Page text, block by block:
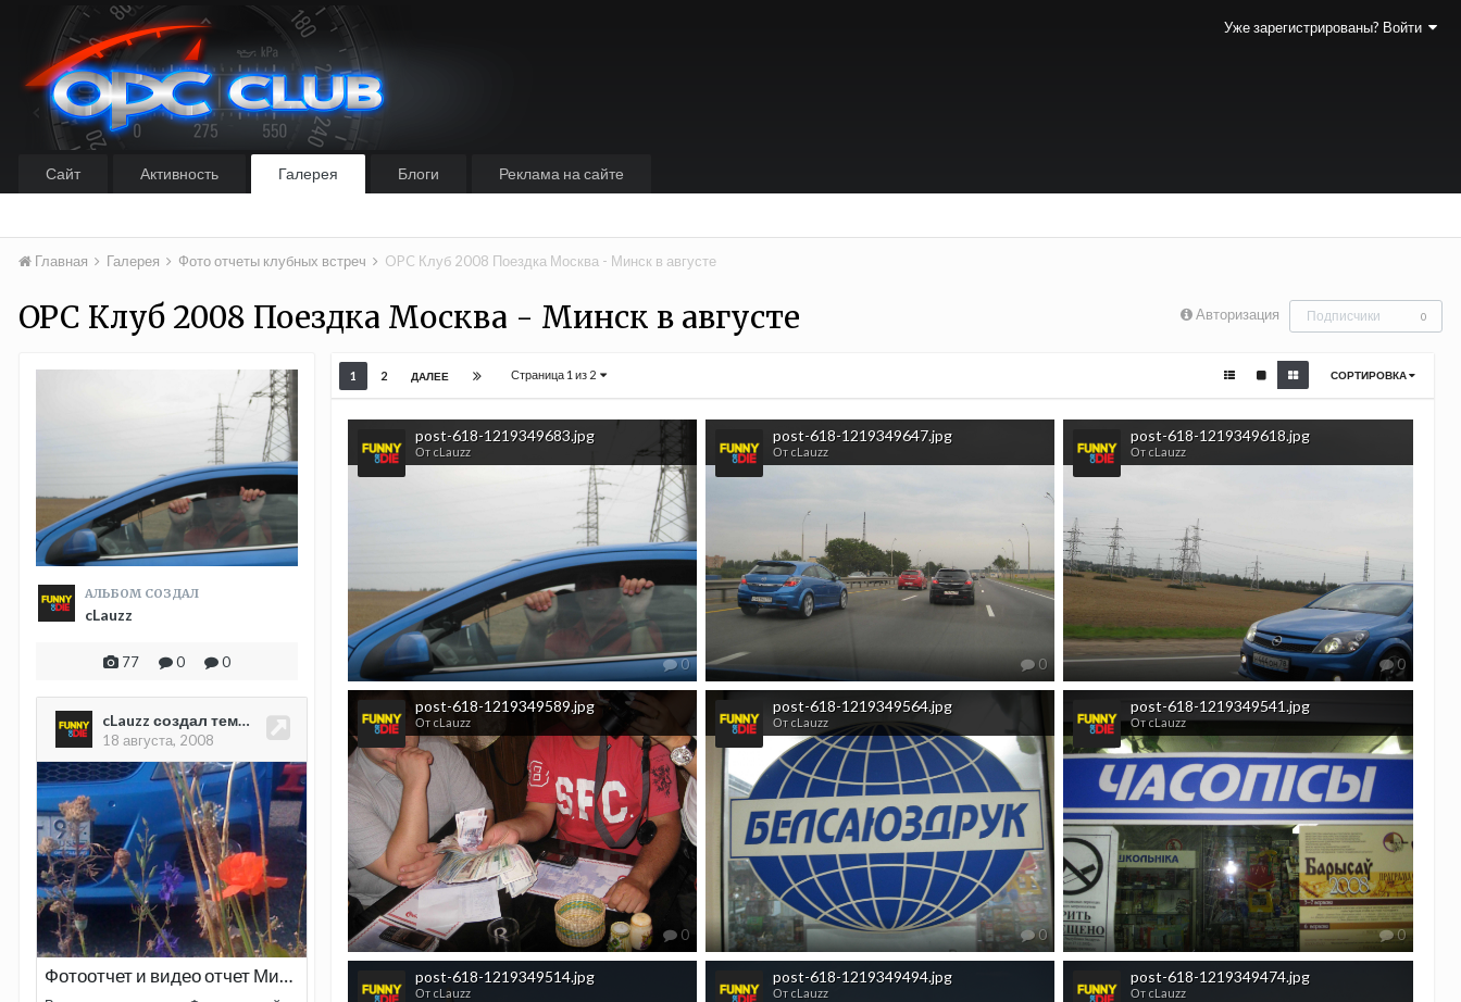
Уже зарегистрированы? Войти
Сайт Активность Галерея Блоги Реклама на сайте
Главная Галерея Фото отчеты клубных встреч OPC Клуб 2008 Поездка Москва - Минск в августе
Авторизация Подписчики 0
OPC Клуб 2008 Поездка Москва - Минск в августе
АЛЬБОМ СОЗДАЛ
cLauzz
77 0 0
СОРТИРОВКА
1 2 ДАЛЕЕ Страница 1 из 2
post-618-1219349683.jpg
От cLauzz
0
post-618-1219349647.jpg
От cLauzz
0
post-618-1219349618.jpg
От cLauzz
0
post-618-1219349589.jpg
От cLauzz
0
post-618-1219349564.jpg
От cLauzz
0
post-618-1219349541.jpg
От cLauzz
0
post-618-1219349514.jpg
От cLauzz
post-618-1219349494.jpg
От cLauzz
post-618-1219349474.jpg
От cLauzz